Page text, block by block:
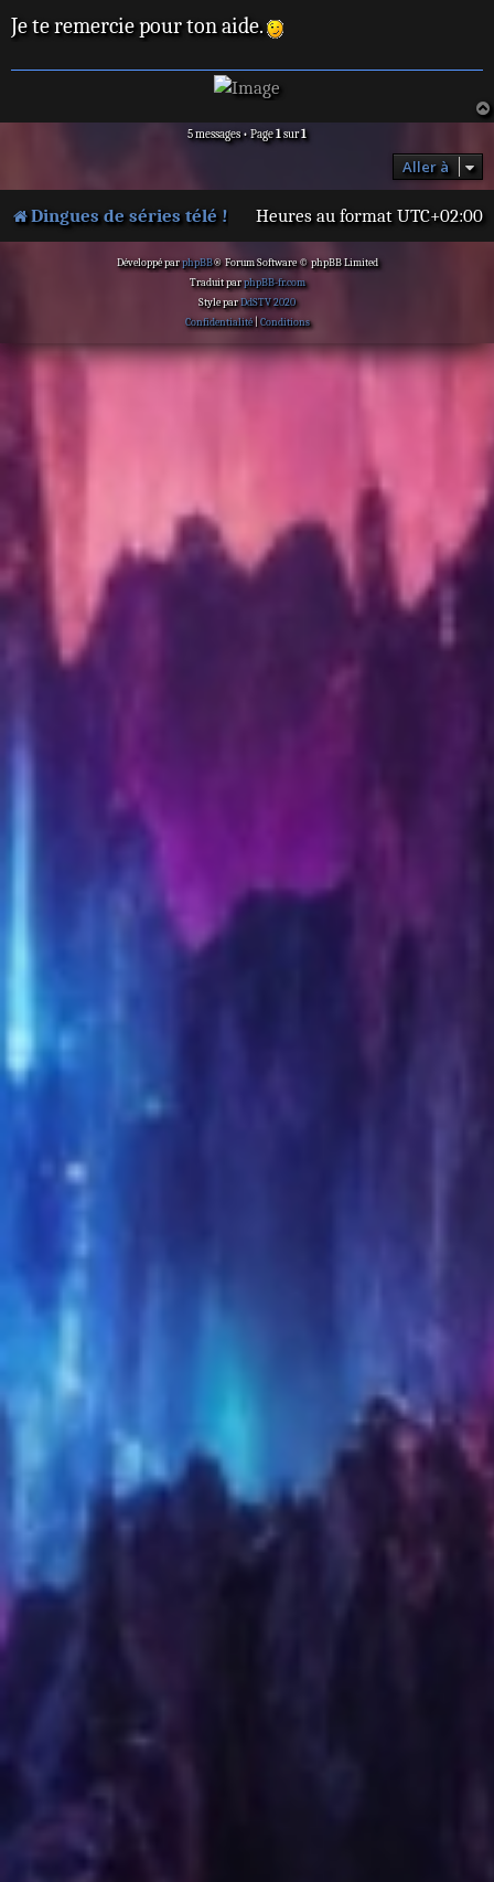
Je te remercie pour ton aide.
5 messages • Page1sur1
Aller à
Dingues de séries télé ! Heures au format UTC+02:00
Développé parphpBB® Forum Software © phpBB Limited
Traduit parphpBB-fr.com
Style parDdSTV 2020
Confidentialité|Conditions